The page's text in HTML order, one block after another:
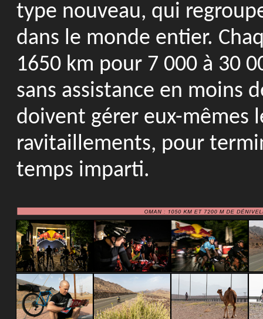
type nouveau, qui
dans le monde entier.
1650 km pour 7 000 à 30
sans assistance en moins
doivent gérer eux-mêmes
ravitaillements, pour
temps imparti.